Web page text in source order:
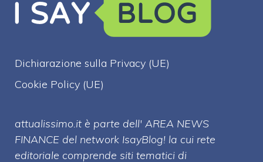
Dichiarazione sulla Privacy (UE)
Cookie Policy (UE)
attualissimo.it è parte dell' AREA NEWS
FINANCE del network IsayBlog! la cui rete
editoriale comprende siti tematici di